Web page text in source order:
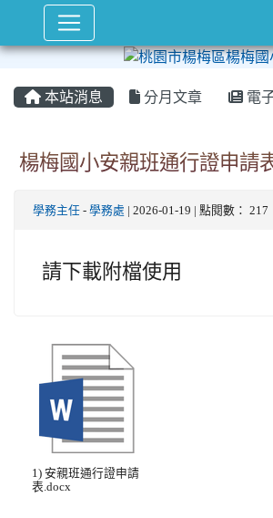
本站消息 分月文章 電
楊梅國小安親班通行證申請
學務主任 - 學務處 | 2026-01-19 | 點閱數： 217
請下載附檔使用
1) 安親班通行證申請
表.docx